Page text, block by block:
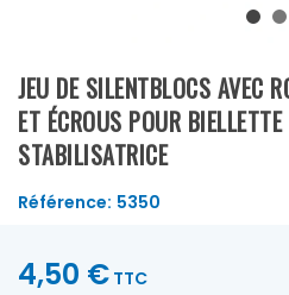
JEU DE SILENTBLOCS AVEC
ET ÉCROUS POUR
STABILISATRICE
Référence: 5350
4,50 € TTC